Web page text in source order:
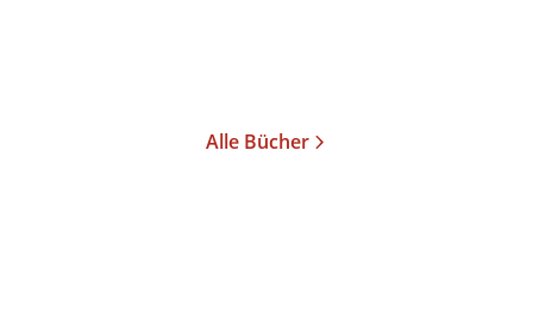
Alle Bücher